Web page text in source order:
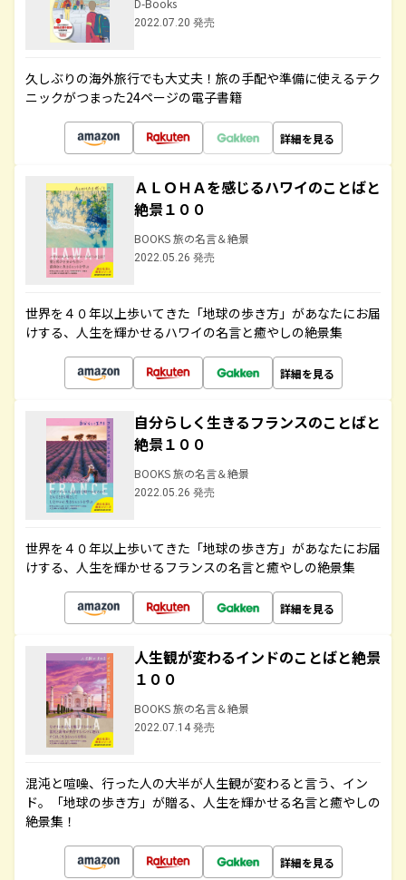
D-Books
2022.07.20 発売
久しぶりの海外旅行でも大丈夫！旅の手配や準備に使えるテク
ニックがつまった24ページの電子書籍
詳細を見る
ＡＬＯＨＡを感じるハワイのことばと
絶景１００
BOOKS 旅の名言＆絶景
2022.05.26 発売
世界を４０年以上歩いてきた「地球の歩き方」があなたにお届
けする、人生を輝かせるハワイの名言と癒やしの絶景集
詳細を見る
自分らしく生きるフランスのことばと
絶景１００
BOOKS 旅の名言＆絶景
2022.05.26 発売
世界を４０年以上歩いてきた「地球の歩き方」があなたにお届
けする、人生を輝かせるフランスの名言と癒やしの絶景集
詳細を見る
人生観が変わるインドのことばと絶景
１００
BOOKS 旅の名言＆絶景
2022.07.14 発売
混沌と喧噪、行った人の大半が人生観が変わると言う、イン
ド。「地球の歩き方」が贈る、人生を輝かせる名言と癒やしの
絶景集！
詳細を見る